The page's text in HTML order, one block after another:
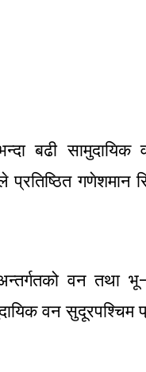
बढी सामुदायिक
गणेशमान
वन तथा
वन